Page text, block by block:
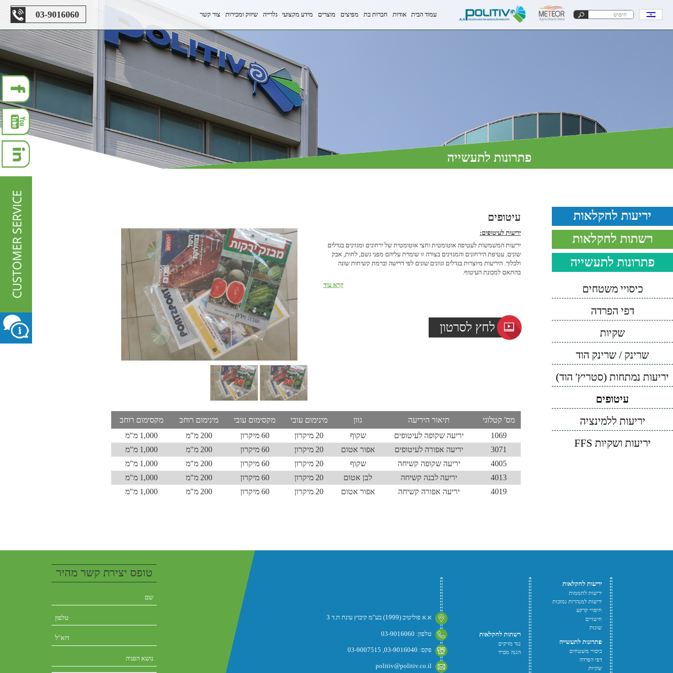
עמוד הבית אודות חברות בת מפיצים מוצרים
פתרונות לתעשייה
מידע מקצועי
הוראות פריסה
סקר שביעות רצון
גלרייה
סרטונים
שיווק ומכירות
אנשי שיווק ומכירות-חקלאות
אנשי שיווק ומכירות-ייצוא
אנשי שיווק ומכירות-תעשייה
צור קשר 03-9016060
פתרונות לתעשייה
עיטופים
יריעות לעיטופים:
יריעות המשמשות לעטיפה אוטומטית וחצי אוטומטית של ירחונים ומגזינים בגדלים
שונים. עטיפת הירחונים והמגזינים בצורה זו שומרת עליהם מפני גשם, לחות, אבק
ולכלוך. היריעות מיוצרות בגדלים וגוונים שונים לפי דרישה וברמת קשיחות שונה
בהתאם למכונת העיטוף.
קרא עוד
לחץ לסרטון
מס' קטלוגי תיאור היריעה גוון מינימום עובי מקסימום עובי מינימום רוחב
מקסימום רוחב
1069
יריעה שקופה לעיטופים שקוף 20 מיקרון 60 מיקרון 200 מ"מ
1,000 מ"מ
3071
יריעה אפורה לעיטופים אפור אטום 20 מיקרון 60 מיקרון 200 מ"מ
1,000 מ"מ
4005
יריעה שקופה קשיחה שקוף 20 מיקרון 60 מיקרון 200 מ"מ
1,000 מ"מ
4013
יריעה לבנה קשיחה לבן אטום 20 מיקרון 60 מיקרון 200 מ"מ
1,000 מ"מ
4019
יריעה אפורה קשיחה אפור אטום 20 מיקרון 60 מיקרון 200 מ"מ 1,000 מ"מ
יריעות לחקלאות
רשתות לחקלאות
פתרונות לתעשייה
כיסויי משטחים
דפי הפרדה
שקיות
שרינק / שרינק הוד
יריעות נמתחות (סטריץ' הוד)
עיטופים
יריעות ללמינציה
יריעות ושקיות FFS
טופס יצירת קשר מהיר
יריעות לחקלאות
יריעות לחממות
יריעות למנהרות נמוכות
חיפויי קרקע
חיטויים
שונות
פתרונות לתעשייה
כיסויי משטחים
דפי הפרדה
שקיות
רשתות לחקלאות
נגד מזיקים
הגנה מברד
א.א פוליטיב (1999) בע"מ קיבוץ עינת ת.ד 3
טלפון: 03-9016060
פקס: 03-9016040, 03-9007515
politiv@politiv.co.il